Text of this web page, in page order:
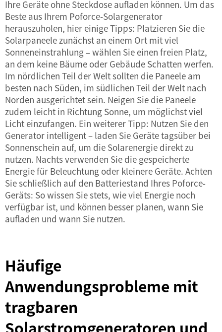
Ihre Geräte ohne Steckdose aufladen können. Um das
Beste aus Ihrem Poforce-Solargenerator
herauszuholen, hier einige Tipps: Platzieren Sie die
Solarpaneele zunächst an einem Ort mit viel
Sonneneinstrahlung – wählen Sie einen freien Platz,
an dem keine Bäume oder Gebäude Schatten werfen.
Im nördlichen Teil der Welt sollten die Paneele am
besten nach Süden, im südlichen Teil der Welt nach
Norden ausgerichtet sein. Neigen Sie die Paneele
zudem leicht in Richtung Sonne, um möglichst viel
Licht einzufangen. Ein weiterer Tipp: Nutzen Sie den
Generator intelligent – laden Sie Geräte tagsüber bei
Sonnenschein auf, um die Solarenergie direkt zu
nutzen. Nachts verwenden Sie die gespeicherte
Energie für Beleuchtung oder kleinere Geräte. Achten
Sie schließlich auf den Batteriestand Ihres Poforce-
Geräts: So wissen Sie stets, wie viel Energie noch
verfügbar ist, und können besser planen, wann Sie
aufladen und wann Sie nutzen.
Häufige
Anwendungsprobleme mit
tragbaren
Solarstromgeneratoren und